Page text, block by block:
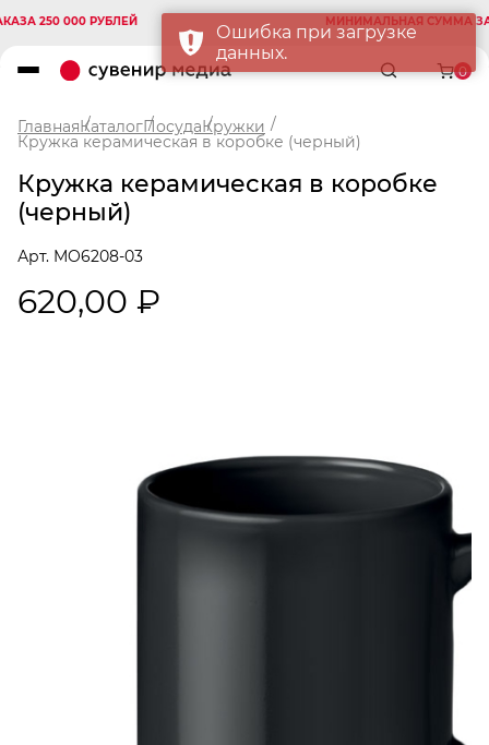
250 000 РУБЛЕЙ МИНИМАЛЬНАЯ СУММА
0
ГлавнаяКаталогПосудаКружки
Кружка керамическая в коробке (черный)
Кружка керамическая в коробке
(черный)
Арт. MO6208-03
620,00 ₽
Ошибка при загрузке
данных.